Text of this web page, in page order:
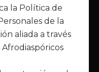
la Política de
de la
aliada a través